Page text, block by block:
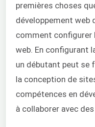
premières choses
développement web
comment configurer
web. En configurant
un débutant peut se
la conception de
compétences en
à collaborer avec